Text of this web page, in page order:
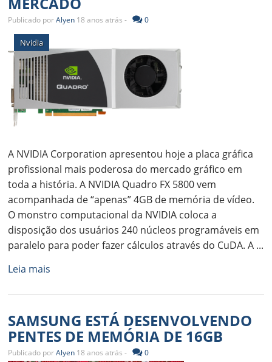
Publicado porAlyen 18 anos atrás - 0
Nvidia
A NVIDIA Corporation apresentou hoje a placa gráfica
profissional mais poderosa do mercado gráfico em
toda a história. A NVIDIA Quadro FX 5800 vem
acompanhada de “apenas” 4GB de memória de vídeo.
O monstro computacional da NVIDIA coloca a
disposição dos usuários 240 núcleos programáveis em
paralelo para poder fazer cálculos através do CuDA. A ...
Leia mais
SAMSUNG ESTÁ DESENVOLVENDO
PENTES DE MEMÓRIA DE 16GB
Publicado porAlyen 18 anos atrás - 0